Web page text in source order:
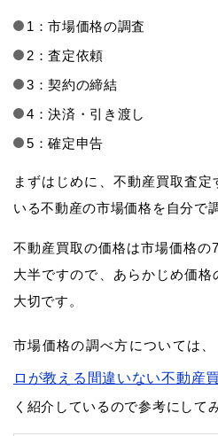
1：市場価格の調査
2：査定依頼
3：契約の締結
4：決済・引き渡し
5：確定申告
まずはじめに、不動産買取査
いる不動産の市場価格を自分で
不動産買取の価格は市場価格の
大半ですので、あらかじめ価
大切です。
市場価格の調べ方については、
ロが教える間違いない不動産
く紹介しているので参考にして